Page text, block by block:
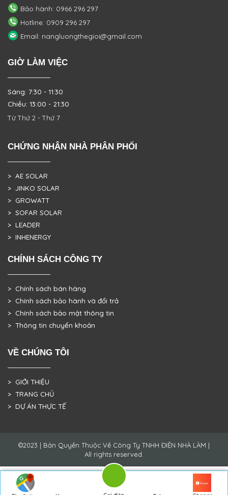
Bảo hành: 0966 296 297
Hotline: 0909 296 297
Email: nangluongthegioi@gmail.com
GIỜ LÀM VIỆC
Sáng: 7:30 - 11:30
Chiều: 13:00 - 21:30
Từ Thứ 2 - Thứ 7
CHỨNG NHẬN NHÀ PHÂN PHỐI
> AE SOLAR
> JINKO SOLAR
> GROWATT
> SOFAR SOLAR
> LEADER
> INHENERGY
CHÍNH SÁCH CÔNG TY
> Chính sách bán hàng
> Chính sách bảo hành và đổi trả
> Chính sách bảo mật thông tin
> Thông tin chuyển khoản
VỀ CHÚNG TÔI
> GIỚI THIỆU
> TRANG CHỦ
> DỰ ÁN THỰC TẾ
©2023 | Bản Quyền Thuộc Về Công Ty TNHH ĐIỆN NHÀ LÀM |
All rights reserved.